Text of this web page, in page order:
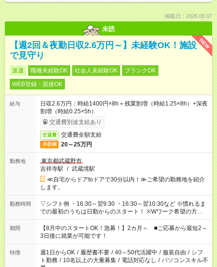
掲載日：2026.08.07
未読
NEW
【週2回＆夜勤日収2.6万円～】未経験OK！施設
で見守り
派遣 職種未経験OK 社会人未経験OK
ブランクOK
WEB登録・面接OK
給与
日収2.6万円：時給1400円×8h＋残業割増（時給1.25×8h）+深夜
割増（時給0.25×5h）
交通費別途支給あり
交通費 交通費全額支給
月収例 20～25万円
勤務地
東京都武蔵野市
吉祥寺駅 / 武蔵境駅
≪自宅からドアtoドアで30分以内！≫ご希望の勤務地を紹介
します。
勤務時間
▽シフト例 ・16:30～翌9:30 ・16:30～翌10:30など ※慣れるま
での最初のうちは日勤からのスタート！ ※Wワーク希望の方へ
今ご覧のお仕事で希望する勤務時間と、もう1つのお仕事の勤務
時間。 合計で週40時間を超える場合は応募できません。
期間
【8月中のスタートOK！急募！】2カ月～ ■ご応募から最短2～
3日後に就業が可能です！
特徴 週1日からOK / 履歴書不要 / 40～50代活躍中 / 服装自由 / シフ
ト勤務 / 10名以上の大量募集 / 電話対応なし / パソコンスキル不